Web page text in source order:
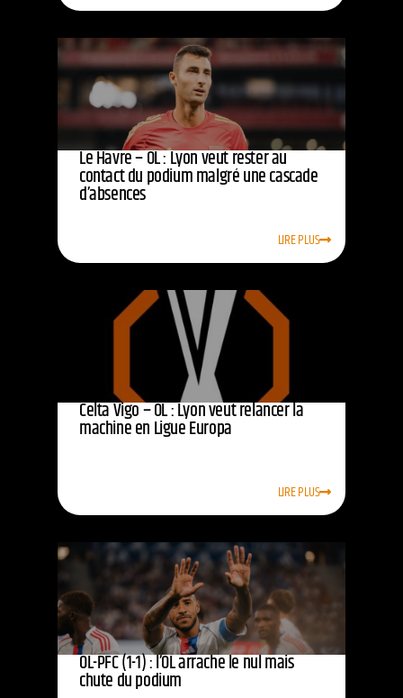
Le Havre – OL : Lyon veut rester au
contact du podium malgré une cascade
d’absences
LIRE PLUS
Celta Vigo – OL : Lyon veut relancer la
machine en Ligue Europa
LIRE PLUS
OL-PFC (1-1) : l’OL arrache le nul mais
chute du podium